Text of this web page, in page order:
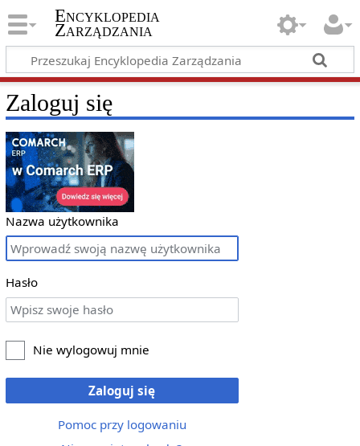
Encyklopedia
Zarządzania
Zaloguj się
Nazwa użytkownika
Hasło
Nie wylogowuj mnie
Zaloguj się
Pomoc przy logowaniu